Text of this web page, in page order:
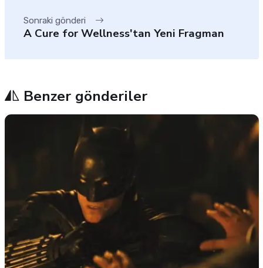
Sonraki gönderi
A Cure for Wellness'tan Yeni Fragman
Benzer gönderiler